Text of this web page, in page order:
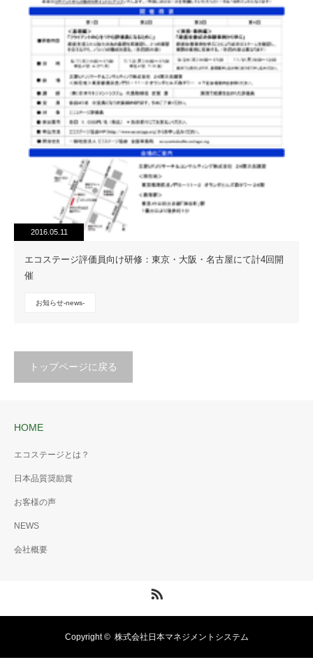
2016.05.11
エコステージ評価員向け研修：東京・大阪・名古屋にて計4回開
催
お知らせ-news-
トップページに戻る
HOME
エコステージとは？
日本品質奨励賞
お客様の声
NEWS
会社概要
Copyright © 株式会社日本マネジメントシステム